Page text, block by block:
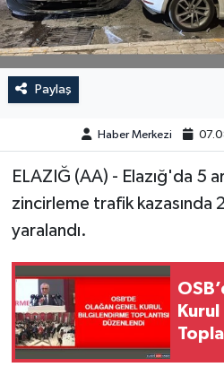
Paylaş
Haber Merkezi
ELAZIĞ (AA) - Elazığ'da 5
zincirleme trafik kazasında
yaralandı.
HABERDE İNSAN
KÜLTÜR-SANAT
ÖZEL HABER
SAĞLIK
SİYASET